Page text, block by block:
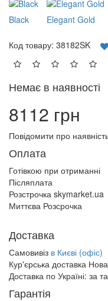
Black Elegant Gold
Код товару: 38182SK
Немає в наявності
8112 грн
Повідомити про
Оплата
Готівкою при отриманні
Післяплата
Розстрочка skymarket.ua
Миттєва Розсрочка
Доставка
Самовивіз в Києві (офіс)
Кур'єрська доставка
Доставка по Україні: за
Гарантія